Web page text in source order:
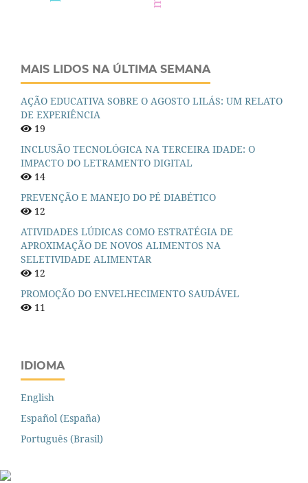
MAIS LIDOS NA ÚLTIMA SEMANA
AÇÃO EDUCATIVA SOBRE O AGOSTO LILÁS: UM RELATO
DE EXPERIÊNCIA
19
INCLUSÃO TECNOLÓGICA NA TERCEIRA IDADE: O
IMPACTO DO LETRAMENTO DIGITAL
14
PREVENÇÃO E MANEJO DO PÉ DIABÉTICO
12
ATIVIDADES LÚDICAS COMO ESTRATÉGIA DE
APROXIMAÇÃO DE NOVOS ALIMENTOS NA
SELETIVIDADE ALIMENTAR
12
PROMOÇÃO DO ENVELHECIMENTO SAUDÁVEL
11
IDIOMA
English
Español (España)
Português (Brasil)